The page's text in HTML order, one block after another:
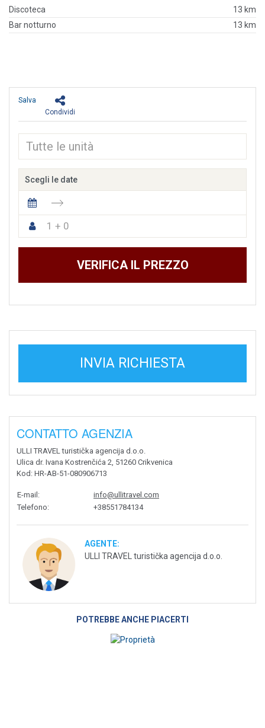
Discoteca
13 km
Bar notturno
13 km
Condividi
Salva
Scegli le date
1 + 0
VERIFICA IL PREZZO
INVIA RICHIESTA
CONTATTO AGENZIA
ULLI TRAVEL turistička agencija d.o.o.
Ulica dr. Ivana Kostrenčića 2, 51260 Crikvenica
Kod : HR-AB-51-080906713
E-mail :
info@ullitravel.com
Telefono: +38551784134
AGENTE:
ULLI TRAVEL turistička agencija d.o.o.
POTREBBE ANCHE PIACERTI